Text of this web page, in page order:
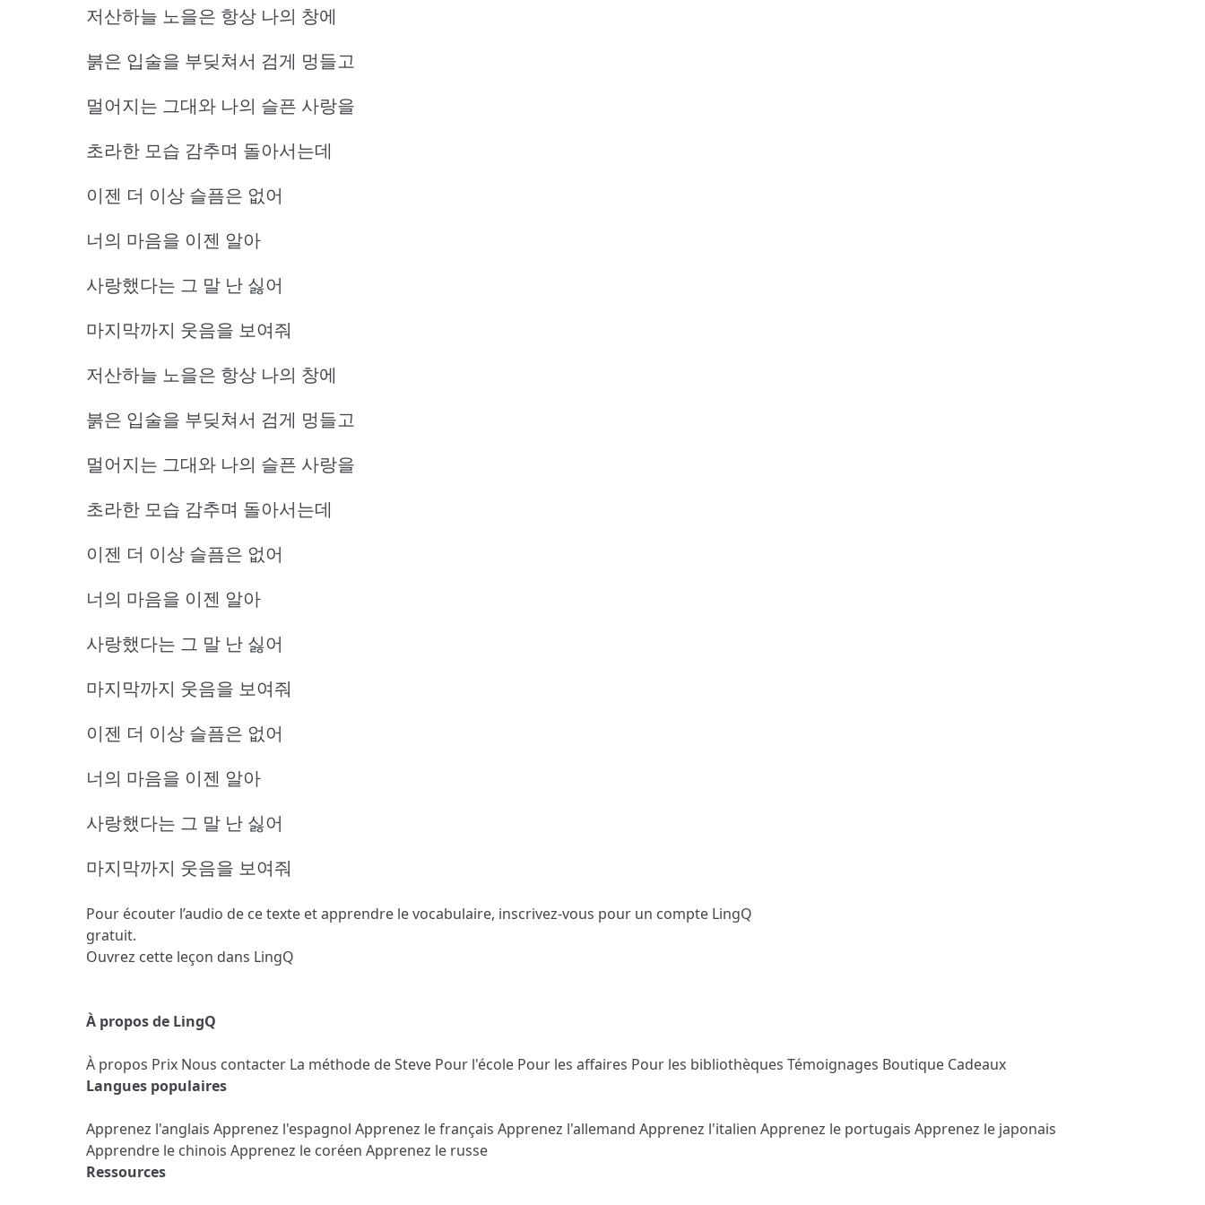
저산하늘 노을은 항상 나의 창에
붉은 입술을 부딪쳐서 검게 멍들고
멀어지는 그대와 나의 슬픈 사랑을
초라한 모습 감추며 돌아서는데
이젠 더 이상 슬픔은 없어
너의 마음을 이젠 알아
사랑했다는 그 말 난 싫어
마지막까지 웃음을 보여줘
저산하늘 노을은 항상 나의 창에
붉은 입술을 부딪쳐서 검게 멍들고
멀어지는 그대와 나의 슬픈 사랑을
초라한 모습 감추며 돌아서는데
이젠 더 이상 슬픔은 없어
너의 마음을 이젠 알아
사랑했다는 그 말 난 싫어
마지막까지 웃음을 보여줘
이젠 더 이상 슬픔은 없어
너의 마음을 이젠 알아
사랑했다는 그 말 난 싫어
마지막까지 웃음을 보여줘
Pour écouter l’audio de ce texte et apprendre le vocabulaire, inscrivez-vous pour un compte LingQ
gratuit.
Ouvrez cette leçon dans LingQ
À propos de LingQ
À propos Prix Nous contacter La méthode de Steve Pour l'école Pour les affaires Pour les bibliothèques Témoignages Boutique Cadeaux
Langues populaires
Apprenez l'anglais Apprenez l'espagnol Apprenez le français Apprenez l'allemand Apprenez l'italien Apprenez le portugais Apprenez le japonais
Apprendre le chinois Apprenez le coréen Apprenez le russe
Ressources